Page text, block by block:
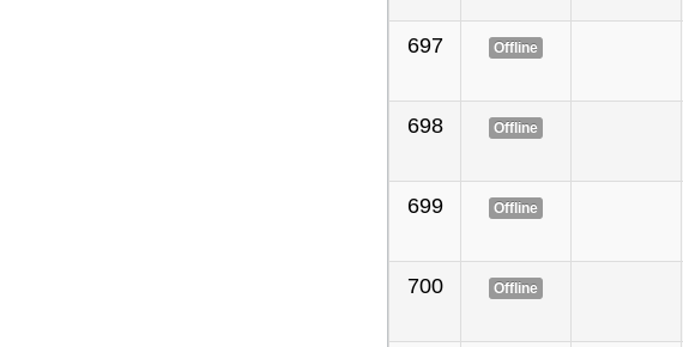
697 Offline
698 Offline
699 Offline
700 Offline